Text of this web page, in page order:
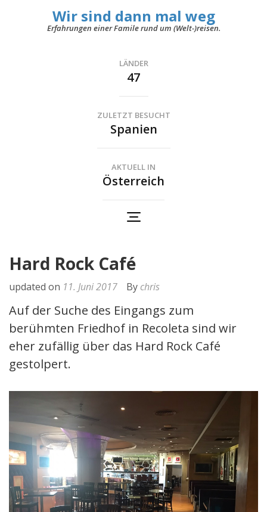
Wir sind dann mal weg
Erfahrungen einer Famile rund um (Welt-)reisen.
LÄNDER
47
ZULETZT BESUCHT
Spanien
AKTUELL IN
Österreich
Hard Rock Café
updated on 11. Juni 2017 By chris
Auf der Suche des Eingangs zum
berühmten Friedhof in Recoleta sind wir
eher zufällig über das Hard Rock Café
gestolpert.